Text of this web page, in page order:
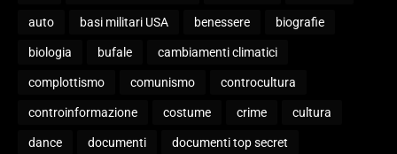
auto basi militari USA benessere biografie
biologia bufale cambiamenti climatici
complottismo comunismo controcultura
controinformazione costume crime cultura
dance documenti documenti top secret